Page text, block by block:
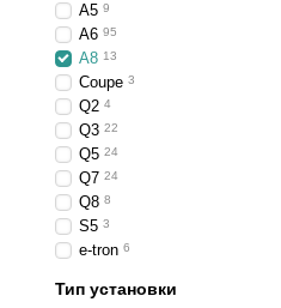
A5 9
A6 95
A8 13
Coupe 3
Q2 4
Q3 22
Q5 24
Q7 24
Q8 8
S5 3
e-tron 6
Тип установки